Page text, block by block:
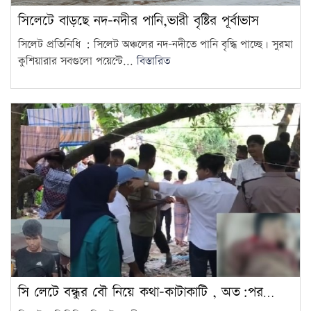
সিলেটে বাড়ছে নদ-নদীর পানি,ভারী বৃষ্টির পূর্বাভাস
সিলেট প্রতিনিধি : সিলেট অঞ্চলের নদ-নদীতে পানি বৃদ্ধি পাচ্ছে। সুরমা
কুশিয়ারার সবগুলো পয়েন্টে...বিস্তারিত
সি লেটে বন্ধুর বৌ নিয়ে কথা-কাটাকাটি , অত:পর…